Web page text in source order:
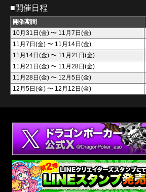
■開催日程
開催期間
10月31日(金) 〜 11月7日(金)
11月7日(金) 〜 11月14日(金)
11月14日(金) 〜 11月21日(金)
11月21日(金) 〜 11月28日(金)
11月28日(金) 〜 12月5日(金)
12月5日(金) 〜 12月12日(金)